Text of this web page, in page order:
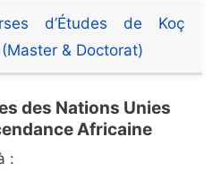
d’Études de Koç
& Doctorat)
des Nations Unies
Africaine
: